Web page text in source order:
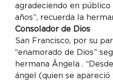
agradeciendo en público
años”, recuerda la
Consolador de Dios
San Francisco, por su
“enamorado de Dios”
hermana Ângela .
ángel (quien se apareció